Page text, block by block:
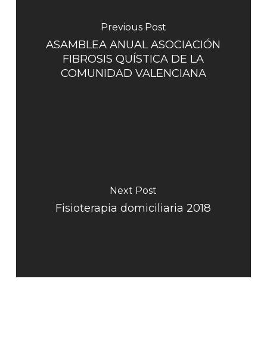
Previous Post
ASAMBLEA ANUAL ASOCIACIÓN
FIBROSIS QUÍSTICA DE LA
COMUNIDAD VALENCIANA
Next Post
Fisioterapia domiciliaria 2018